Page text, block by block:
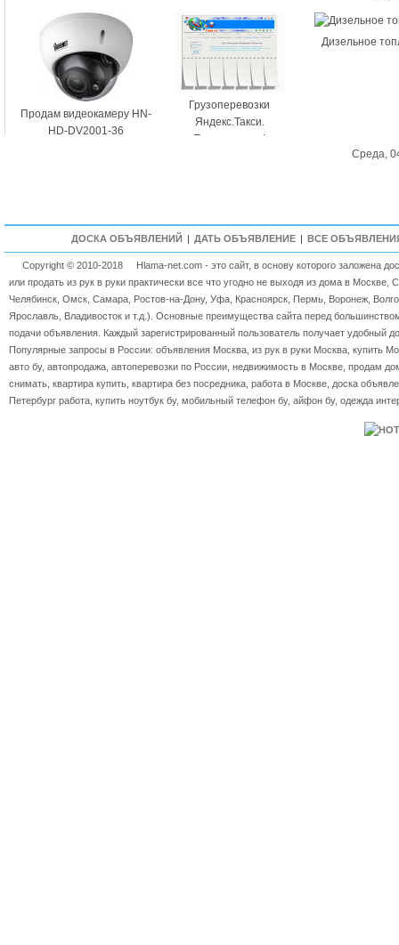
Продам видеокамеру HN-
HD-DV2001-36
Грузоперевозки
Яндекс.Такси.
Подключение!
Дизельное
Среда,
ДОСКА ОБЪЯВЛЕНИЙ | ДАТЬ ОБЪЯВЛЕНИЕ | ВСЕ
Copyright © 2010-2018
Hlama-net.com - это сайт, в основу которого заложена
или продать из рук в руки практически все что угодно не выходя из дома в
Челябинск, Омск, Самара, Ростов-на-Дону, Уфа, Красноярск, Пермь, Воронеж,
Ярославль, Владивосток и т.д.). Основные преимущества сайта перед
подачи объявления. Каждый зарегистрированный пользователь получает удобный
Популярные запросы в России: объявления Москва, из рук в руки Москва, купить
авто бу, автопродажа, автоперевозки по России, недвижимость в Москве, продам
снимать, квартира купить, квартира без посредника, работа в Москве, доска
Петербург работа, купить ноутбук бу, мобильный телефон бу, айфон бу, одежда